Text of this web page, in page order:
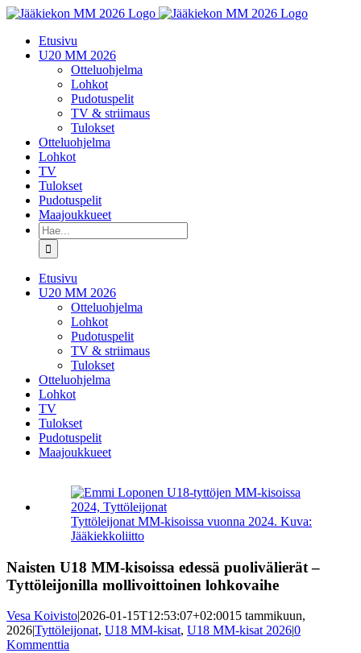
Skip
contentEtusivu
U20 MM 2026
Otteluohjelma
Lohkot
Pudotuspelit
TV & striimaus
Tulokset
Otteluohjelma
Lohkot
TV
Tulokset
Pudotuspelit
Maajoukkueet
Etsi
...
Etusivu
U20 MM 2026
Otteluohjelma
Lohkot
Pudotuspelit
TV & striimaus
Tulokset
Otteluohjelma
Lohkot
TV
Tulokset
Pudotuspelit
Maajoukkueet
isompanaTyttöleijonat MM-kisoissa vuonna 2024. Kuva:
Jääkiekkoliitto
Naisten U18 MM-kisoissa edessä puolivälierät –
Tyttöleijonilla mollivoittoinen lohkovaihe
Vesa Koivisto|2026-01-15T12:53:07+02:0015 tammikuun,
2026|Tyttöleijonat, U18 MM-kisat, U18 MM-kisat 2026|0
Kommenttia